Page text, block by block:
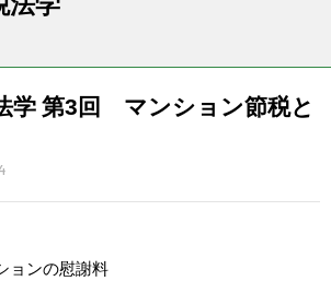
学 第3回 マンション節税と
ョンの慰謝料